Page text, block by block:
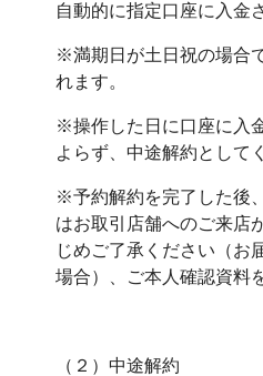
自動的に指定口座に入金
※満期日が土日祝の場合
れます。
※操作した日に口座に入
よらず、中途解約として
※予約解約を完了した後
はお取引店舗へのご来店
じめご了承ください（お
場合）、ご本人確認資料
（２）中途解約